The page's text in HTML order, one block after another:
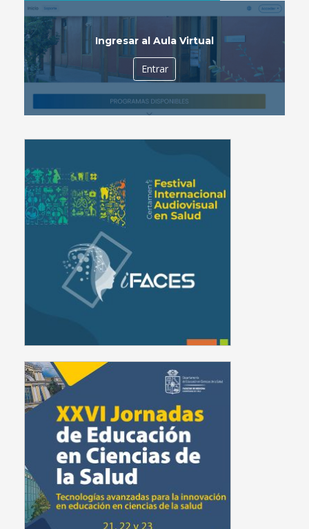
Ingresar al Aula Virtual
Entrar